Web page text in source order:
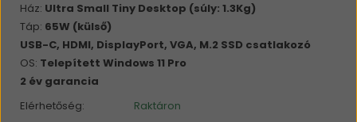
Ház: Ultra Small Tiny Desktop (súly: 1.3Kg)
Táp: 65W (külső)
USB-C, HDMI, DisplayPort, VGA, M.2 SSD csatlakozó
OS: Telepített Windows 11 Pro
2 év garancia
Elérhetőség:
Raktáron